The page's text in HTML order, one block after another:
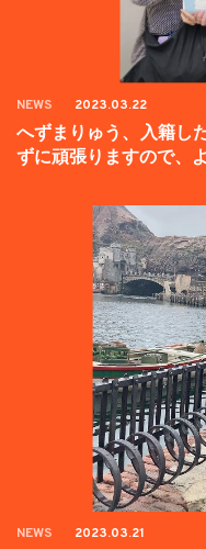
NEWS 2023.03.22
へずまりゅう、入籍し
ずに頑張りますので、
NEWS 2023.03.21